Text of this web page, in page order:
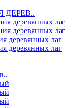
ДЕРЕВ..
деревянных лаг
деревянных лаг
деревянных лаг
деревянных лаг